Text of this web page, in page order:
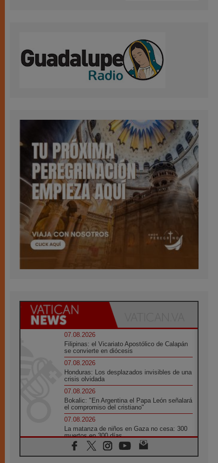
07.08.2026
Filipinas: el Vicariato Apostólico de Calapán
se convierte en diócesis
07.08.2026
Honduras: Los desplazados invisibles de una
crisis olvidada
07.08.2026
Bokalic: "En Argentina el Papa León señalará
el compromiso del cristiano"
07.08.2026
La matanza de niños en Gaza no cesa: 300
muertos en 300 días
07.08.2026
Tagle: La guerra desfigura el mundo, solo la